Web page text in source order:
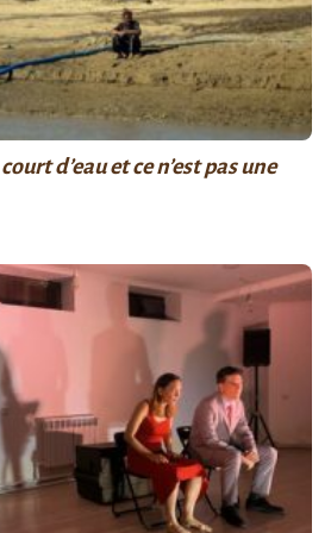
d’eau et ce n’est pas une